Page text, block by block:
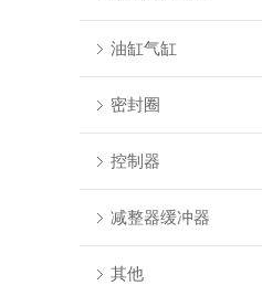
油缸气缸
密封圈
控制器
减整器缓冲器
其他